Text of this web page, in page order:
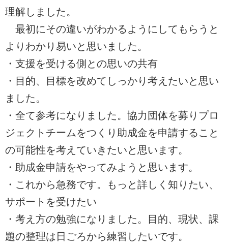
理解しました。
最初にその違いがわかるようにしてもらうと
よりわかり易いと思いました。
・支援を受ける側との思いの共有
・目的、目標を改めてしっかり考えたいと思い
ました。
・全て参考になりました。協力団体を募りプロ
ジェクトチームをつくり助成金を申請すること
の可能性を考えていきたいと思います。
・助成金申請をやってみようと思います。
・これから急務です。もっと詳しく知りたい、
サポートを受けたい
・考え方の勉強になりました。目的、現状、課
題の整理は日ごろから練習したいです。